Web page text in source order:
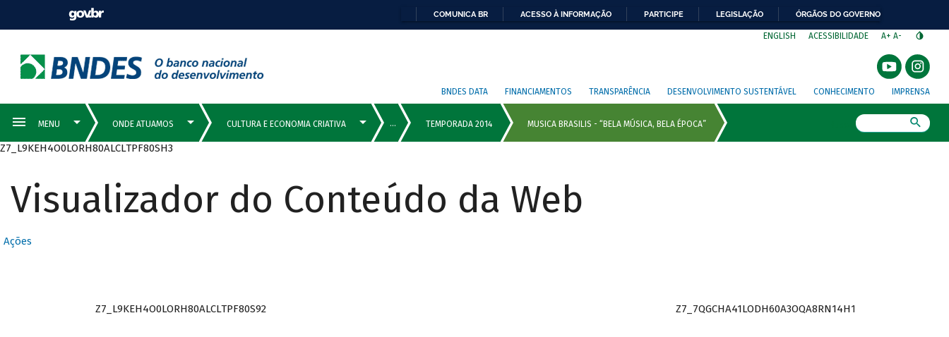
COMUNICA BR ACESSO À INFORMAÇÃO PARTICIPE LEGISLAÇÃO ÓRGÃOS DO GOVERNO
ENGLISH ACESSIBILIDADE A+ A-
BNDES DATA FINANCIAMENTOS TRANSPARÊNCIA DESENVOLVIMENTO SUSTENTÁVEL CONHECIMENTO IMPRENSA
Z7_L9KEH4O0LORH80ALCLTPF80SH3
Visualizador do Conteúdo da Web
Ações
Z7_L9KEH4O0LORH80ALCLTPF80S92 Z7_7QGCHA41LODH60A3OQA8RN14H1